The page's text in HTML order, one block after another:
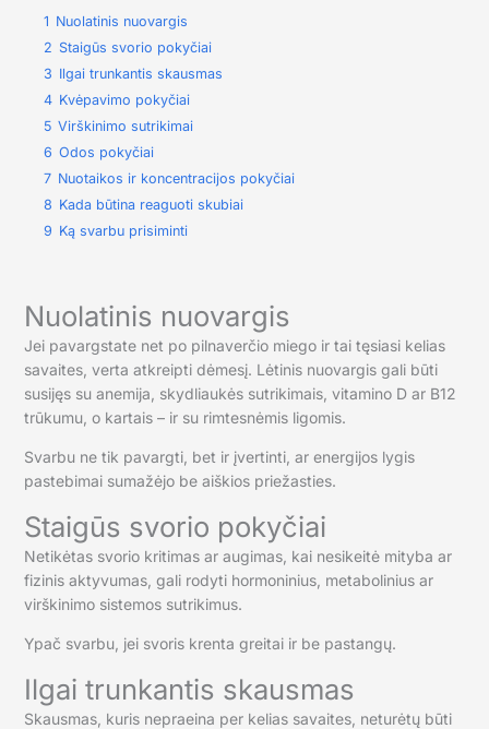
1 Nuolatinis nuovargis
2 Staigūs svorio pokyčiai
3 Ilgai trunkantis skausmas
4 Kvėpavimo pokyčiai
5 Virškinimo sutrikimai
6 Odos pokyčiai
7 Nuotaikos ir koncentracijos pokyčiai
8 Kada būtina reaguoti skubiai
9 Ką svarbu prisiminti
Nuolatinis nuovargis
Jei pavargstate net po pilnaverčio miego ir tai tęsiasi kelias
savaites, verta atkreipti dėmesį. Lėtinis nuovargis gali būti
susijęs su anemija, skydliaukės sutrikimais, vitamino D ar B12
trūkumu, o kartais – ir su rimtesnėmis ligomis.
Svarbu ne tik pavargti, bet ir įvertinti, ar energijos lygis
pastebimai sumažėjo be aiškios priežasties.
Staigūs svorio pokyčiai
Netikėtas svorio kritimas ar augimas, kai nesikeitė mityba ar
fizinis aktyvumas, gali rodyti hormoninius, metabolinius ar
virškinimo sistemos sutrikimus.
Ypač svarbu, jei svoris krenta greitai ir be pastangų.
Ilgai trunkantis skausmas
Skausmas, kuris nepraeina per kelias savaites, neturėtų būti